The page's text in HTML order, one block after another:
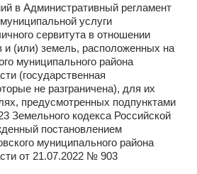
в Административный регламент
услуги
сервитута в отношении
и (или) земель, расположенных на
муниципального района
(государственная
не разграничена), для их
предусмотренных подпунктами
Земельного кодекса Российской
постановлением
муниципального района
от 21.07.2022 № 903